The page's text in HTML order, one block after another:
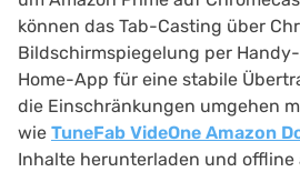
können das Tab-Casting über
Bildschirmspiegelung per
Home-App für eine stabile
die Einschränkungen umgehen
wie TuneFab VideOne Amazon
Inhalte herunterladen und offline